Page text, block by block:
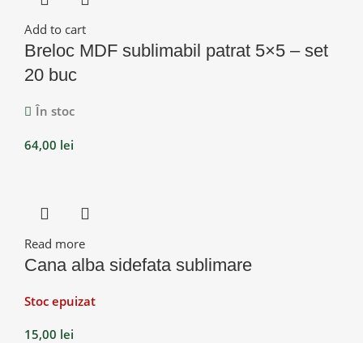
Add to cart
Breloc MDF sublimabil patrat 5×5 – set
20 buc
În stoc
64,00 lei
Read more
Cana alba sidefata sublimare
Stoc epuizat
15,00 lei